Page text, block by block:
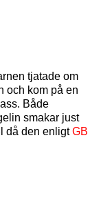
tjatade om
och kom på en
Både
smakar just
då den enligtGB